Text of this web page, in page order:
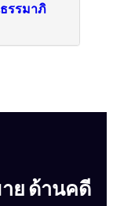
รรมาภิ
ย ด้านคดี